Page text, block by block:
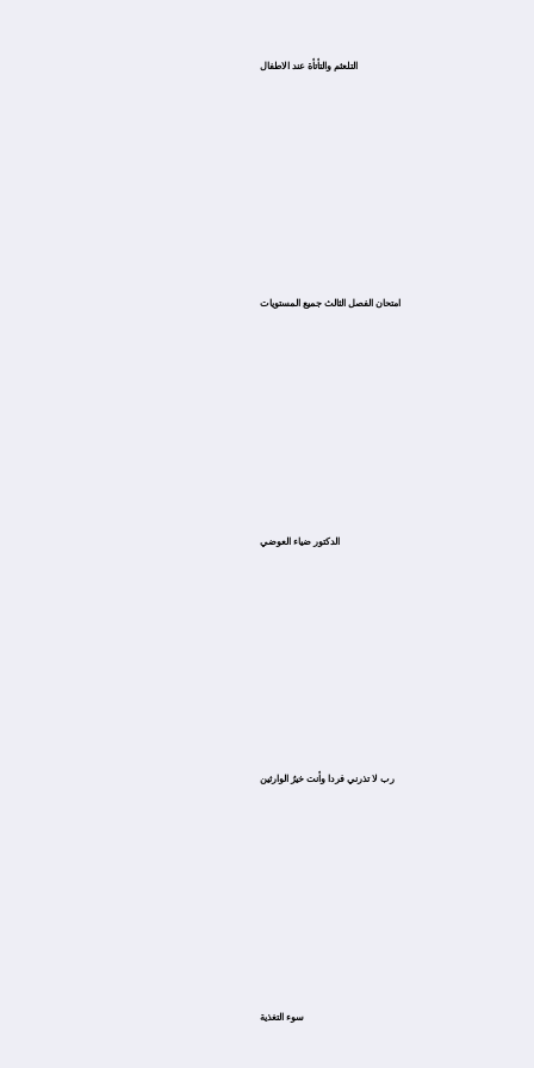
التلعثم والتأتأة عند الاطفال
امتحان الفصل الثالث جميع المستويات
الدكتور ضياء العوضي
ﺭﺏ ﻻ ﺗﺬﺭﻧﻲ ﻓﺮﺩﺍ ﻭﺃﻧﺖ ﺧﻴﺮُ ﺍﻟﻮﺍﺭﺛﻴﻦ
سوء التغذية